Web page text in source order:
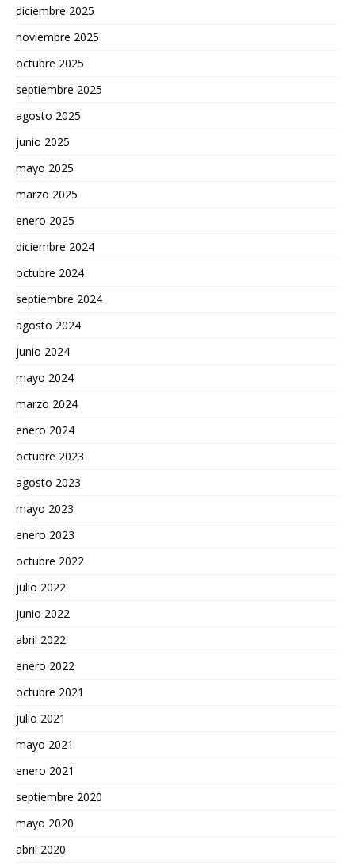
diciembre 2025
noviembre 2025
octubre 2025
septiembre 2025
agosto 2025
junio 2025
mayo 2025
marzo 2025
enero 2025
diciembre 2024
octubre 2024
septiembre 2024
agosto 2024
junio 2024
mayo 2024
marzo 2024
enero 2024
octubre 2023
agosto 2023
mayo 2023
enero 2023
octubre 2022
julio 2022
junio 2022
abril 2022
enero 2022
octubre 2021
julio 2021
mayo 2021
enero 2021
septiembre 2020
mayo 2020
abril 2020